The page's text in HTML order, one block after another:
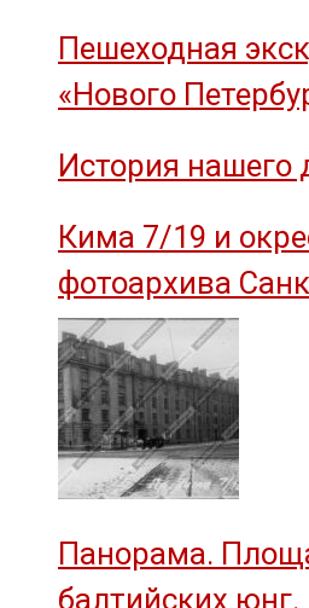
Пешеходная
«Нового
им. М.И.
История нашего
Кима 7/19 и
фотоархива
Панорама.
балтийских